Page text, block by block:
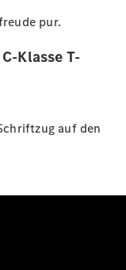
pur.
Klasse T-
auf den